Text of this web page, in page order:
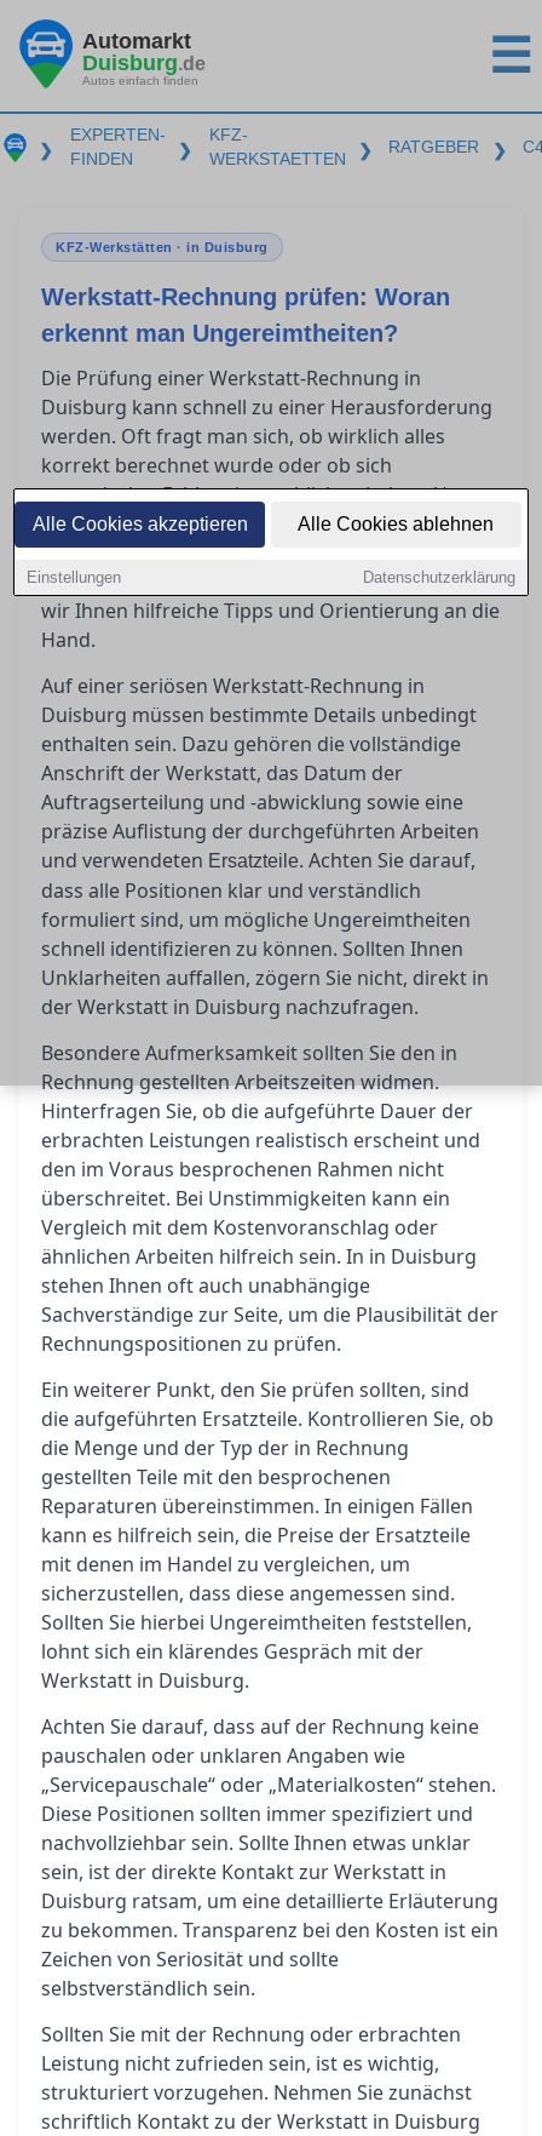
Alle Cookies akzeptieren Alle Cookies ablehnen
Einstellungen Datenschutzerklärung
Automarkt
Duisburg.de
Autos einfach finden ☰
❯
EXPERTEN-
FINDEN
❯
KFZ-
WERKSTAETTEN
❯ RATGEBER ❯
KFZ-Werkstätten · in Duisburg
Werkstatt-Rechnung prüfen: Woran
erkennt man Ungereimtheiten?
Die Prüfung einer Werkstatt-Rechnung in
Duisburg kann schnell zu einer Herausforderung
werden. Oft fragt man sich, ob wirklich alles
korrekt berechnet wurde oder ob sich
unentdeckte Fehler eingeschlichen haben. Um
Verständnis für die wesentlichen Bestandteile
einer seriösen Rechnung zu schaffen und
potenzielle Ungereimtheiten zu erkennen, geben
wir Ihnen hilfreiche Tipps und Orientierung an die
Hand.
Auf einer seriösen Werkstatt-Rechnung in
Duisburg müssen bestimmte Details unbedingt
enthalten sein. Dazu gehören die vollständige
Anschrift der Werkstatt, das Datum der
Auftragserteilung und -abwicklung sowie eine
präzise Auflistung der durchgeführten Arbeiten
und verwendeten Ersatzteile. Achten Sie darauf,
dass alle Positionen klar und verständlich
formuliert sind, um mögliche Ungereimtheiten
schnell identifizieren zu können. Sollten Ihnen
Unklarheiten auffallen, zögern Sie nicht, direkt in
der Werkstatt in Duisburg nachzufragen.
Besondere Aufmerksamkeit sollten Sie den in
Rechnung gestellten Arbeitszeiten widmen.
Hinterfragen Sie, ob die aufgeführte Dauer der
erbrachten Leistungen realistisch erscheint und
den im Voraus besprochenen Rahmen nicht
überschreitet. Bei Unstimmigkeiten kann ein
Vergleich mit dem Kostenvoranschlag oder
ähnlichen Arbeiten hilfreich sein. In in Duisburg
stehen Ihnen oft auch unabhängige
Sachverständige zur Seite, um die Plausibilität der
Rechnungspositionen zu prüfen.
Ein weiterer Punkt, den Sie prüfen sollten, sind
die aufgeführten Ersatzteile. Kontrollieren Sie, ob
die Menge und der Typ der in Rechnung
gestellten Teile mit den besprochenen
Reparaturen übereinstimmen. In einigen Fällen
kann es hilfreich sein, die Preise der Ersatzteile
mit denen im Handel zu vergleichen, um
sicherzustellen, dass diese angemessen sind.
Sollten Sie hierbei Ungereimtheiten feststellen,
lohnt sich ein klärendes Gespräch mit der
Werkstatt in Duisburg.
Achten Sie darauf, dass auf der Rechnung keine
pauschalen oder unklaren Angaben wie
„Servicepauschale“ oder „Materialkosten“ stehen.
Diese Positionen sollten immer spezifiziert und
nachvollziehbar sein. Sollte Ihnen etwas unklar
sein, ist der direkte Kontakt zur Werkstatt in
Duisburg ratsam, um eine detaillierte Erläuterung
zu bekommen. Transparenz bei den Kosten ist ein
Zeichen von Seriosität und sollte
selbstverständlich sein.
Sollten Sie mit der Rechnung oder erbrachten
Leistung nicht zufrieden sein, ist es wichtig,
strukturiert vorzugehen. Nehmen Sie zunächst
schriftlich Kontakt zu der Werkstatt in Duisburg